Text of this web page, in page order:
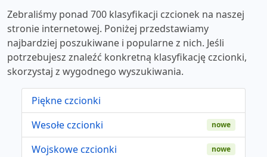
Zebraliśmy ponad 700 klasyfikacji czcionek na naszej
stronie internetowej. Poniżej przedstawiamy
najbardziej poszukiwane i popularne z nich. Jeśli
potrzebujesz znaleźć konkretną klasyfikację czcionki,
skorzystaj z wygodnego wyszukiwania.
Piękne czcionki
Wesołe czcionki
nowe
Wojskowe czcionki nowe